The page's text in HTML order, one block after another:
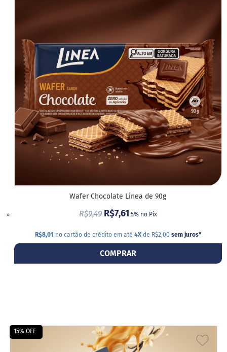
Wafer Chocolate Linea de 90g
R$9,49 R$7,61 5% no Pix
R$8,01 no cartão de crédito em até 4Xde R$2,00 sem juros*
COMPRAR
DE
15% OFF